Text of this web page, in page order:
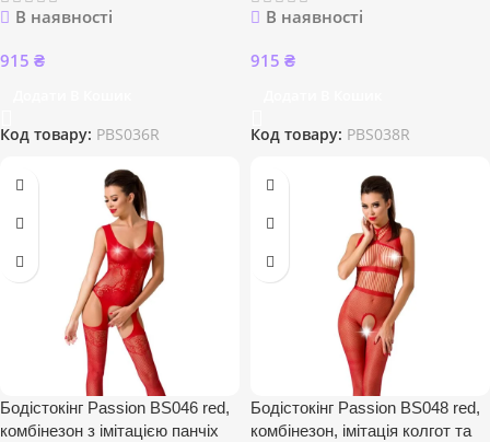
В наявності
915 ₴
Код товару: PBS036R
В наявності
915 ₴
Код товару: PBS038R
Бодістокінг Passion BS046 red,
комбінезон з імітацією панчіх
Бодістокінг Passion BS048 red,
комбінезон, імітація колгот та